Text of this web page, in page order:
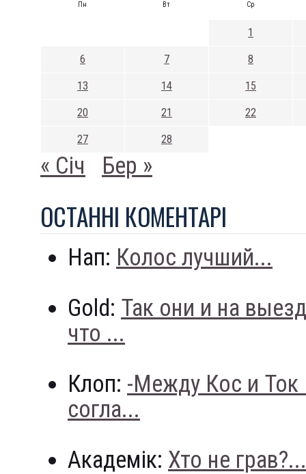
Пн Вт Ср
1
6 7 8
13 14 15
20 21 22
27 28
« Січ Бер »
ОСТАННI КОМЕНТАРI
Нап: Колос лучший...
Gold: Так они и на
что ...
Клоп: -Между Кос и
согла...
Академік: Хто не грав?...